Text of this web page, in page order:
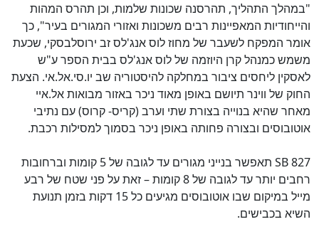
"במהלך התהליך, תהרסנה שכונות שלמות, וכן תהרס המהות
והייחודיות המאפיינות רבים משכונות ואזורי המגורים בעיר", כך
אומר המפקח לשעבר של מחוז לוס אנג'לס זב ירוסלבסקי, שכעת
משמש כמנהל קרן היוזמה של לוס אנג'לס בבית הספר ע"ש
לאסקין ליחסים ציבור במחלקה להיסטוריה שב יו.סי.אל.אי. הצעת
החוק של ווינר תיושם באופן מאוד ניכר באזור מבואות אל.איי
מאחר שהיא בנוייה בצורת שתי וערב (קריס- קרוס) עם נתיבי
אוטובוסים ובצורה פחותה באופן ניכר בסמוך למסילות רכבת.
SB 827
תאפשר בנייני מגורים עד לגובה של 5 קומות וברחובות
רחבים יותר עד לגובה של 8 קומות – זאת על פני שטח של רבע
מייל במיקום שבו אוטובוסים מגיעים כל 15 דקות בזמן תנועת
השיא בכבישים.